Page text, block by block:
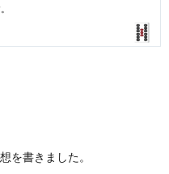
を書きました。